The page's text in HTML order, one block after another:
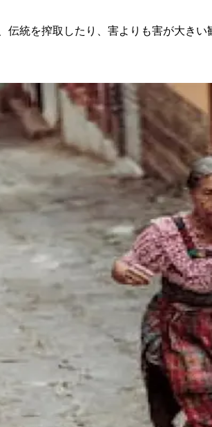
統を搾取したり、害よりも害が大きい